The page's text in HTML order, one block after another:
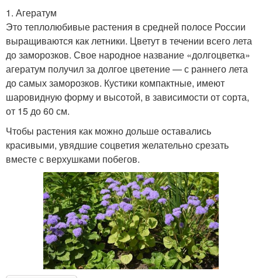
1. Агератум
Это теплолюбивые растения в средней полосе России
выращиваются как летники. Цветут в течении всего лета
до заморозков. Свое народное название «долгоцветка»
агератум получил за долгое цветение — с раннего лета
до самых заморозков. Кустики компактные, имеют
шаровидную форму и высотой, в зависимости от сорта,
от 15 до 60 см.
Чтобы растения как можно дольше оставались
красивыми, увядшие соцветия желательно срезать
вместе с верхушками побегов.